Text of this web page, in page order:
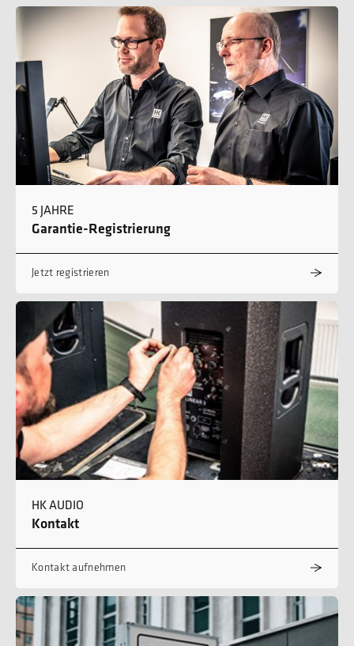
5 JAHRE
Garantie-Registrierung
Jetzt registrieren
HK AUDIO
Kontakt
Kontakt aufnehmen